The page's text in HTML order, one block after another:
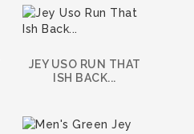
JEY USO RUN THAT
ISH BACK...